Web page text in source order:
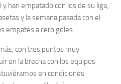
han empatado con los de su liga,
y la semana pasada con el
empates a cero goles.
con tres puntos muy
en la brecha con los equipos
en condiciones